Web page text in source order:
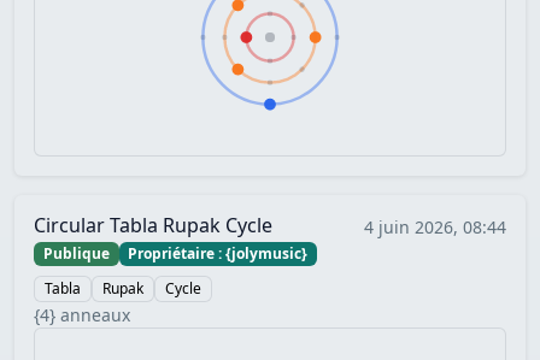
Circular Tabla Rupak Cycle
Publique
Propriétaire : {jolymusic}
Tabla
Rupak Cycle
4 juin 2026, 08:44
{4} anneaux